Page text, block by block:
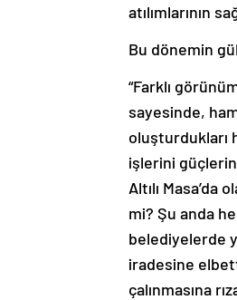
atılımlarının
Bu dönemin
“Farklı
sayesinde,
oluşturdukları
işlerini güçlerini
Altılı Masa’da
mi? Şu anda
belediyelerde
iradesine
çalınmasına